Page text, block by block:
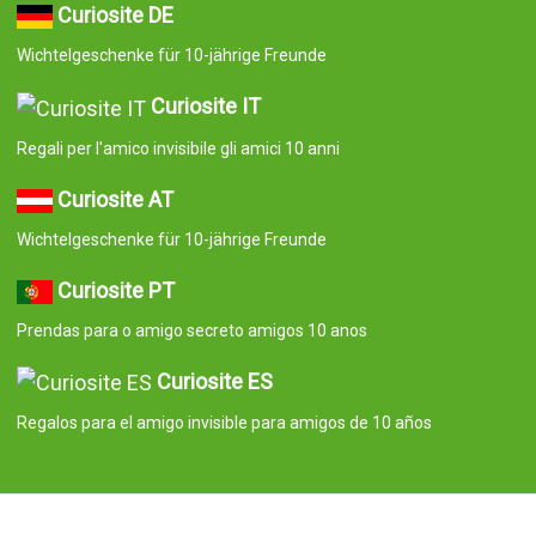
Curiosite DE
Wichtelgeschenke für 10-jährige Freunde
Curiosite IT
Regali per l'amico invisibile gli amici 10 anni
Curiosite AT
Wichtelgeschenke für 10-jährige Freunde
Curiosite PT
Prendas para o amigo secreto amigos 10 anos
Curiosite ES
Regalos para el amigo invisible para amigos de 10 años